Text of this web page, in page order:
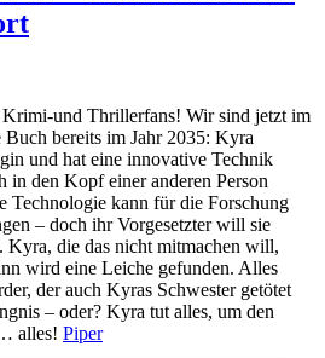
Krimi-und Thrillerfans! Wir sind jetzt im
Buch bereits im Jahr 2035: Kyra
und hat eine innovative Technik
in den Kopf einer anderen Person
Technologie kann für die Forschung
– doch ihr Vorgesetzter will sie
Kyra, die das nicht mitmachen will,
wird eine Leiche gefunden. Alles
der auch Kyras Schwester getötet
– oder? Kyra tut alles, um den
alles! Piper